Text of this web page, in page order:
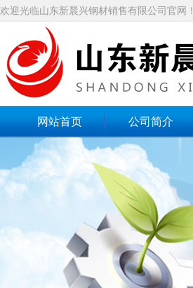
欢迎光临山东新晨兴钢材销售有限公司官网！
网站首页 公司简介